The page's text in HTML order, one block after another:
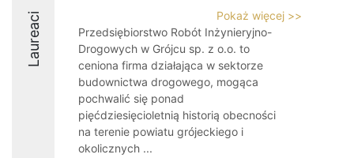
Laureaci
Pokaż więcej >>
Przedsiębiorstwo Robót Inżynieryjno-
Drogowych w Grójcu sp. z o.o. to
ceniona firma działająca w sektorze
budownictwa drogowego, mogąca
pochwalić się ponad
pięćdziesięcioletnią historią obecności
na terenie powiatu grójeckiego i
okolicznych ...